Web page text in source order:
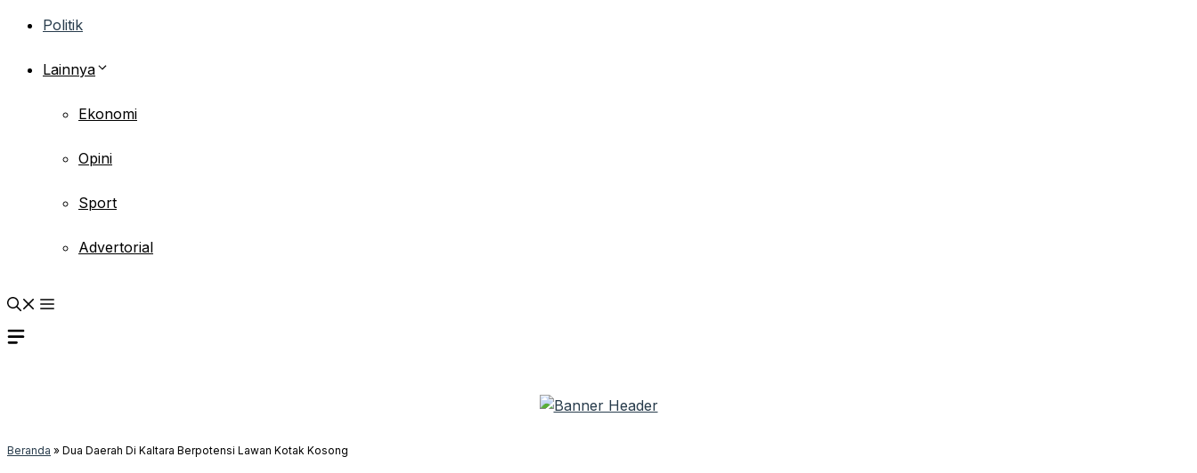
Politik
Lainnya
Ekonomi
Opini
Sport
Advertorial
Beranda » Dua Daerah Di Kaltara Berpotensi Lawan Kotak Kosong